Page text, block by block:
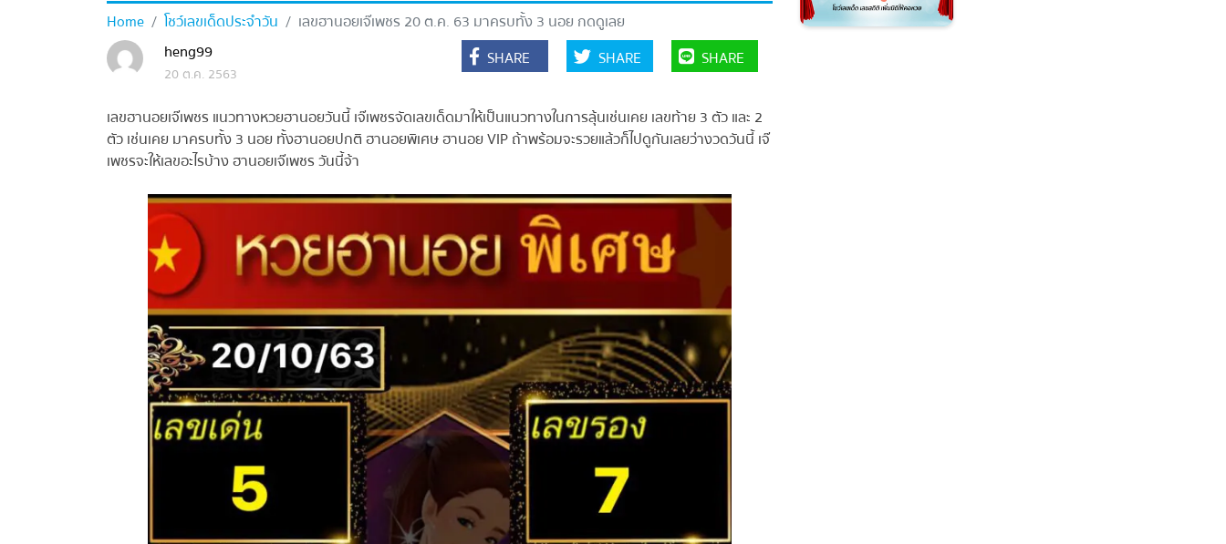
Home โชว์เลขเด็ดประจำวัน
เลขฮานอยเจ๊เพชร 20 ต.ค. 63 มาครบทั้ง 3 นอย กดดูเลย
heng99
20 ต.ค. 2563
SHARE SHARE SHARE
เลขฮานอยเจ๊เพชร แนวทางหวยฮานอยวันนี้ เจ๊เพชรจัดเลขเด็ดมาให้เป็นแนวทางในการลุ้นเช่นเคย เลขท้าย 3 ตัว และ 2
ตัว เช่นเคย มาครบทั้ง 3 นอย ทั้งฮานอยปกติ ฮานอยพิเศษ ฮานอย VIP ถ้าพร้อมจะรวยแล้วก็ไปดูกันเลยว่างวดวันนี้ เจ๊
เพชรจะให้เลขอะไรบ้าง ฮานอยเจ๊เพชร วันนี้จ้า